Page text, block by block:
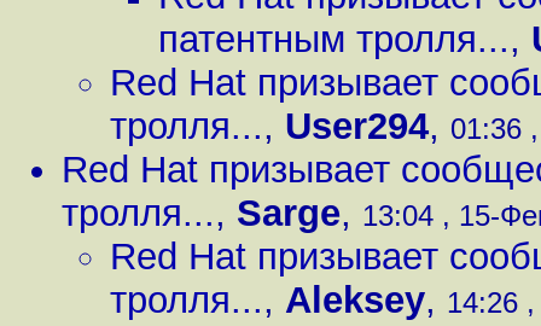
патентным тролля...,
Red Hat призывает
тролля..., User294, 01:36
Red Hat призывает
тролля..., Sarge, 13:04 , 15-
Red Hat призывает
тролля..., Aleksey, 14:26